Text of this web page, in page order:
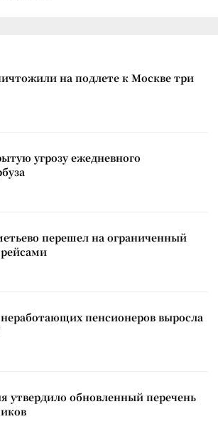
на подлете к Москве три
угрозу ежедневного
перешел на ограниченный
пенсионеров выросла
утвердило обновленный перечень